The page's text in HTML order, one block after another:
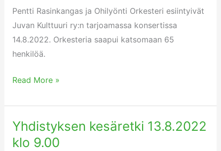
Pentti Rasinkangas ja Ohilyönti Orkesteri esiintyivät
Juvan Kulttuuri ry:n tarjoamassa konsertissa
14.8.2022. Orkesteria saapui katsomaan 65
henkilöä.
Juvan
Kulttuuri
ry:n
tarjoamassa
14.8.2022.
Read More »
Yhdistyksen kesäretki 13.8.2022
klo 9.00
Yhdistyksen
kesäretki